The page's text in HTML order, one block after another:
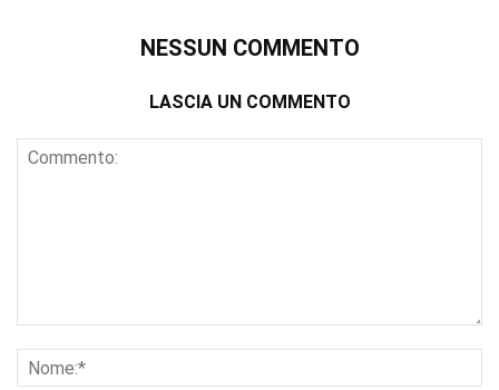
NESSUN COMMENTO
LASCIA UN COMMENTO